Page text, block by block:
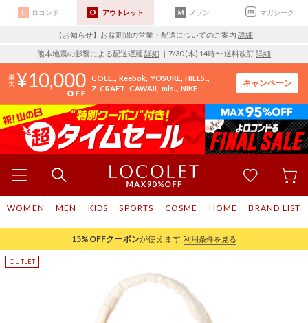
ロコンド アウトレット メゾン マガシーク
【お知らせ】お盆期間の営業・配送についてのご案内 詳細
熊本地震の影響による配送遅延 詳細 ｜7/30 (木) 14時〜 送料改訂詳細
10,000 COLE.. Reebok YOSUKE HILLS..
Z-CRAFT CAWAII mis.. NIKE
キャンペーン
WOMEN MEN KIDS SPORTS COSME HOME BRAND LIST
15%OFFクーポンが使えます 利用条件を見る